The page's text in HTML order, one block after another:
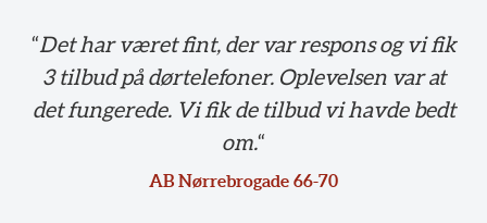
“Det har været fint, der var respons og vi fik
3 tilbud på dørtelefoner. Oplevelsen var at
det fungerede. Vi fik de tilbud vi havde bedt
om.“
AB Nørrebrogade 66-70